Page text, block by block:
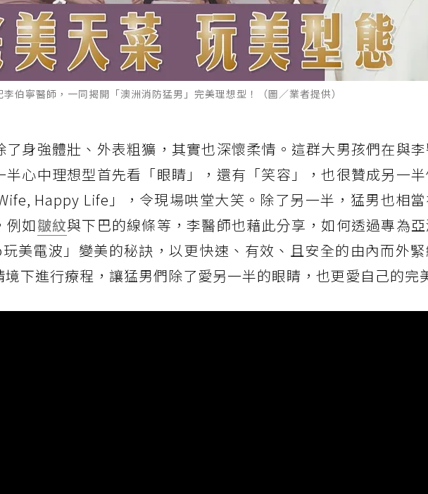
伯寧醫師，一同揭開「澳洲消防猛男」完美理想型！（圖／業者提供）
了身強體壯、外表粗獷，其實也深懷柔情。這群大男孩們在與
半心中理想型首先看「眼睛」，還有「笑容」，也很贊成另一
Happy Life」，令現場哄堂大笑。除了另一半，猛男也相
例如皺紋與下巴的線條等，李醫師也藉此分享，如何透過專為
美電波」變美的秘訣，以更快速、有效、且安全的由內而外
下進行療程，讓猛男們除了愛另一半的眼睛，也更愛自己的完